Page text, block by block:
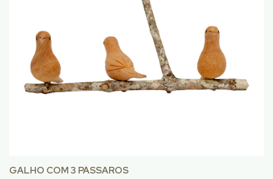
GALHO COM 3 PÁSSAROS